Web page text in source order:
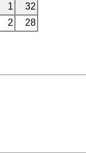
1
32
2 28